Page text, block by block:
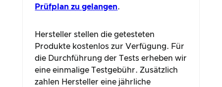
Prüfplan zu gelangen.
Hersteller stellen die getesteten
Produkte kostenlos zur Verfügung. Für
die Durchführung der Tests erheben wir
eine einmalige Testgebühr. Zusätzlich
zahlen Hersteller eine jährliche